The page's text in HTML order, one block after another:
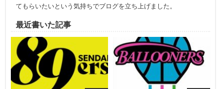
てもらいたいという気持ちでブログを立ち上げました。
最近書いた記事